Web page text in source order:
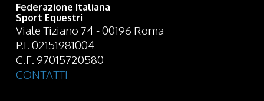
Federazione Italiana
Sport Equestri
Viale Tiziano 74 - 00196 Roma
P.I. 02151981004
C.F. 97015720580
CONTATTI